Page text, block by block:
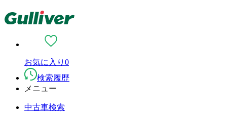
お気に入り 0
検索履歴
メニュー
中古車検索